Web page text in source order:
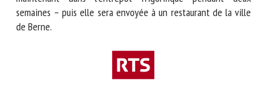
vétérinaire arrête l’horloge à 1 heure, 22 minutes et 57
secondes. La viande mûrit maintenant dans l’entrepôt
envoyée à un restaurant de la ville de Berne.